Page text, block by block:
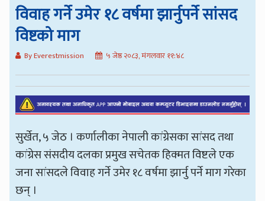
विवाह गर्ने उमेर १८ वर्षमा झार्नुपर्ने सांसद
विष्टको माग
By Everestmission ५ जेष्ठ २०८३, मंगलवार ११:४८
सुर्खेत, ५ जेठ । कर्णालीका नेपाली कांग्रेसका सांसद तथा
कांग्रेस संसदीय दलका प्रमुख सचेतक हिक्मत विष्टले एक
जना सांसदले विवाह गर्ने उमेर १८ वर्षमा झार्नु पर्ने माग गरेका
छन् ।